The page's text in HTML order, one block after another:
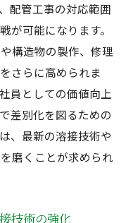
配管工事の対応範囲
が可能になります。
構造物の製作、修理
さらに高められま
員としての価値向上
差別化を図るための
、最新の溶接技術や
磨くことが求められ
技術の強化